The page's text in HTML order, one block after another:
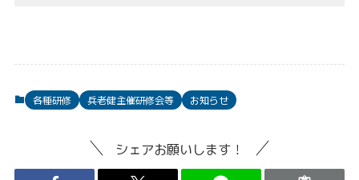
各種研修 兵老健主催研修会等 お知らせ
シェアお願いします！